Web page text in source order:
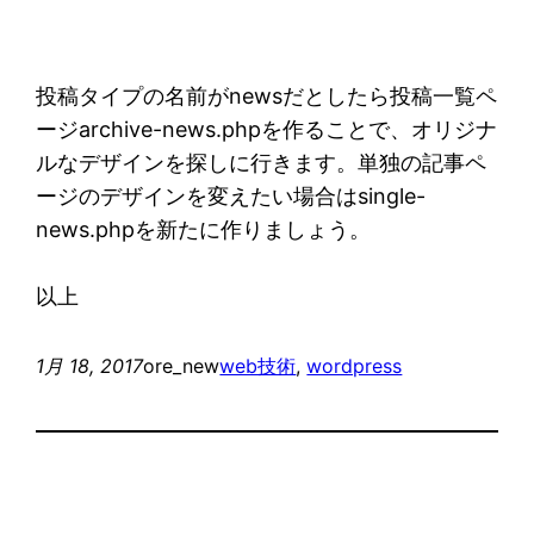
投稿タイプの名前がnewsだとしたら投稿一覧ペ
ージarchive-news.phpを作ることで、オリジナ
ルなデザインを探しに行きます。単独の記事ペ
ージのデザインを変えたい場合はsingle-
news.phpを新たに作りましょう。
以上
1月 18, 2017ore_newweb技術, wordpress